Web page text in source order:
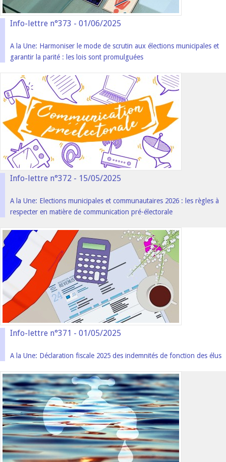
Info-lettre n°373 - 01/06/2025
A la Une: Harmoniser le mode de scrutin aux élections municipales et
garantir la parité : les lois sont promulguées
Info-lettre n°372 - 15/05/2025
A la Une: Elections municipales et communautaires 2026 : les règles à
respecter en matière de communication pré-électorale
Info-lettre n°371 - 01/05/2025
A la Une: Déclaration fiscale 2025 des indemnités de fonction des élus